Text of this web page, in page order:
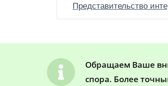
Представительство
Обращаем Ваше
спора. Более